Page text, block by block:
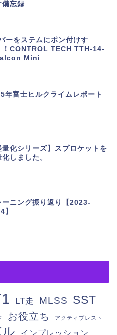
備忘録
ーをステムにポン付けす
！CONTROL TECH TTH-14-
Mini
年富士ヒルクライムレポート
量化シリーズ】スプロケットを
化しました。
ーニング振り返り【2023-
】
LT走 MLSS SST
お役立ち アクティブレスト
インプレッション